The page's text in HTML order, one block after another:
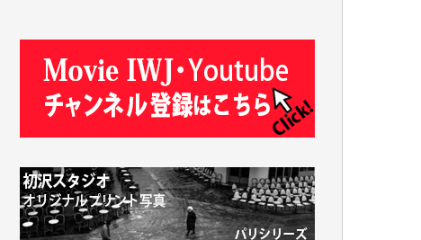
T.K. 様
ASAKO TAKAESU 様
マシオン恵美香 様
平野智生 様
徳山匡 様
金 盛起 様
塩川 晃平 様
松本益美 様